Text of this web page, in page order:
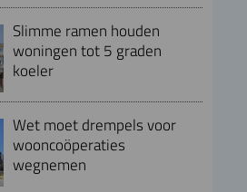
Slimme ramen houden
woningen tot 5 graden
koeler
Wet moet drempels voor
wooncoöperaties
wegnemen